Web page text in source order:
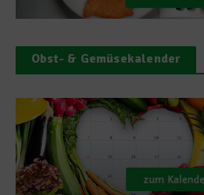
Obst- & Gemüsekalender